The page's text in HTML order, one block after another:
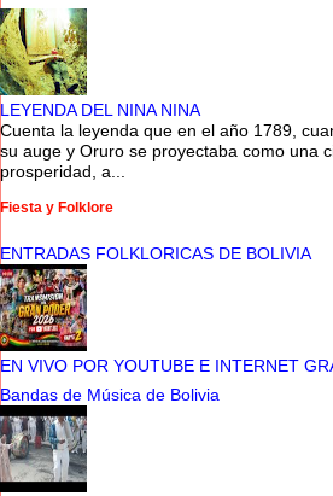
LEYENDA DEL NINA NINA
Cuenta la leyenda que en el año 1789,
su auge y Oruro se proyectaba como una
prosperidad, a...
Fiesta y Folklore
ENTRADAS FOLKLORICAS DE BOLIVIA
EN VIVO POR YOUTUBE E INTERNET
Bandas de Música de Bolivia